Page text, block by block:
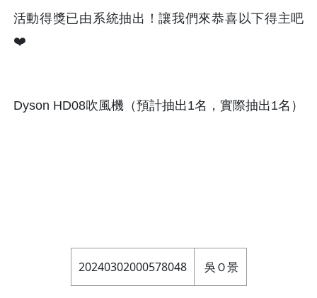
活動得獎已由系統抽出！讓我們來恭喜以下得主吧
❤️
Dyson HD08吹風機（預計抽出1名，實際抽出1名）
20240302000578048 吳Ｏ景